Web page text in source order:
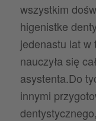
wszystkim
higenistke
jedenastu lat w
nauczyła się
asystenta.Do
innymi